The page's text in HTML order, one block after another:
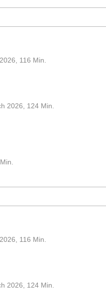
116 Min.
2026, 124 Min.
116 Min.
2026, 124 Min.